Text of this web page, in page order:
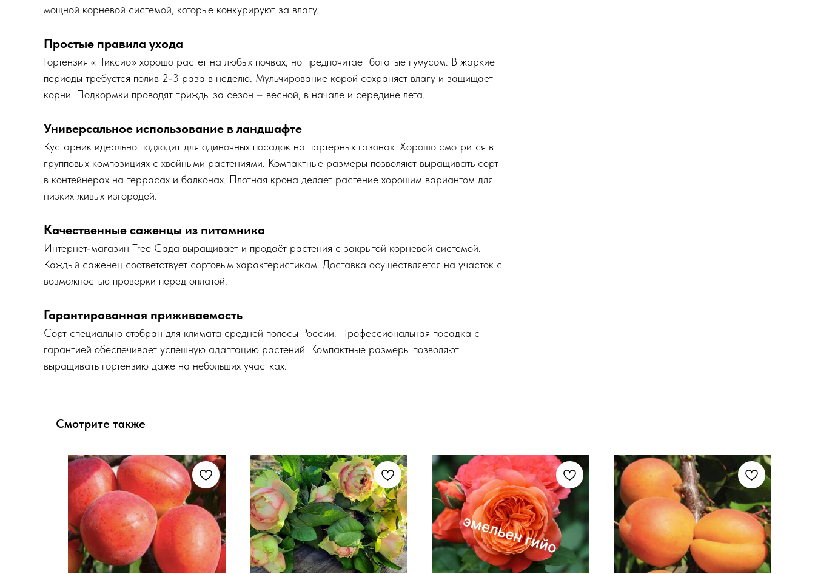
мощной корневой системой, которые конкурируют за влагу.
Простые правила ухода
Гортензия «Пиксио» хорошо растет на любых почвах, но предпочитает богатые гумусом. В жаркие
периоды требуется полив 2-3 раза в неделю. Мульчирование корой сохраняет влагу и защищает
корни. Подкормки проводят трижды за сезон – весной, в начале и середине лета.
Универсальное использование в ландшафте
Кустарник идеально подходит для одиночных посадок на партерных газонах. Хорошо смотрится в
групповых композициях с хвойными растениями. Компактные размеры позволяют выращивать сорт
в контейнерах на террасах и балконах. Плотная крона делает растение хорошим вариантом для
низких живых изгородей.
Качественные саженцы из питомника
Интернет-магазин Tree Сада выращивает и продаёт растения с закрытой корневой системой.
Каждый саженец соответствует сортовым характеристикам. Доставка осуществляется на участок с
возможностью проверки перед оплатой.
Гарантированная приживаемость
Сорт специально отобран для климата средней полосы России. Профессиональная посадка с
гарантией обеспечивает успешную адаптацию растений. Компактные размеры позволяют
выращивать гортензию даже на небольших участках.
Смотрите также